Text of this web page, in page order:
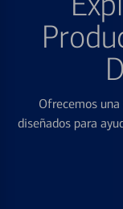
Ofrecemos
diseñados para